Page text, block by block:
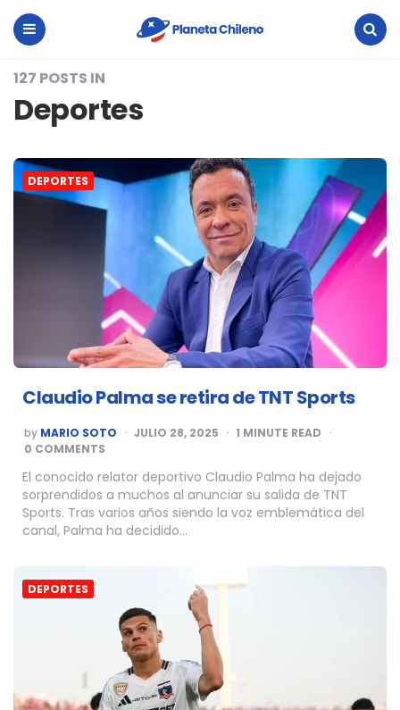
Planeta
Chileno
127 POSTS IN
Deportes
DEPORTES
Claudio Palma se retira de TNT Sports
POSTED
BY
by MARIO SOTO JULIO 28, 2025 1 MINUTE READ
0 COMMENTS
El conocido relator deportivo Claudio Palma ha dejado
sorprendidos a muchos al anunciar su salida de TNT
Sports. Tras varios años siendo la voz emblemática del
canal, Palma ha decidido…
DEPORTES